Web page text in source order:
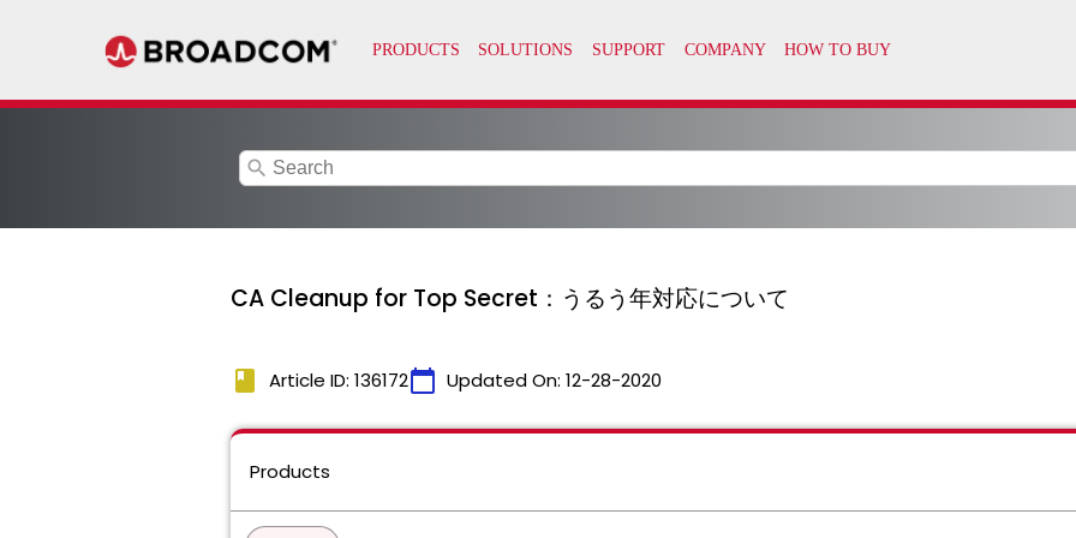
search
CA Cleanup for Top Secret：うるう年対応について
book Article ID: 136172calendar_today Updated On: 12-28-2020
Products